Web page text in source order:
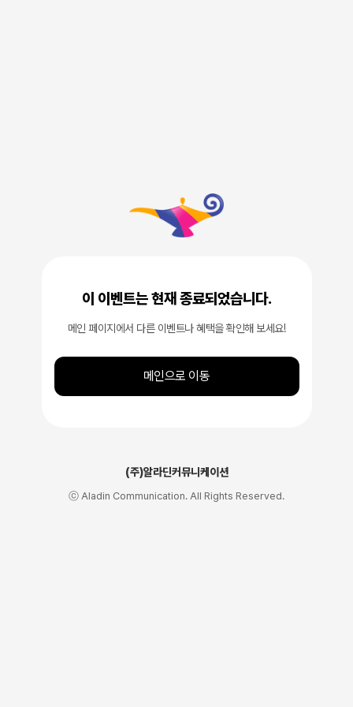
이 이벤트는 현재 종료되었습니다.
메인 페이지에서 다른 이벤트나 혜택을 확인해 보세요!
메인으로 이동
(주)알라딘커뮤니케이션
ⓒ Aladin Communication. All Rights Reserved.